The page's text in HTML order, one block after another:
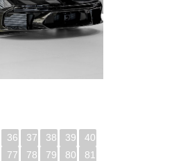
36 37 38 39
40
77 78 79 80
81